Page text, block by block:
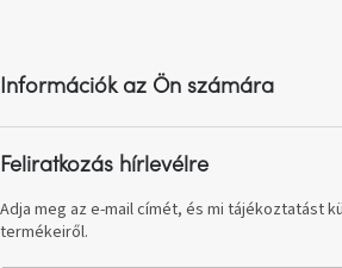
y
t
l
é
c
Információk az Ön számára
Feliratkozás hírlevélre
Adja meg az e-mail címét, és mi tájékoztatást
termékeiről.